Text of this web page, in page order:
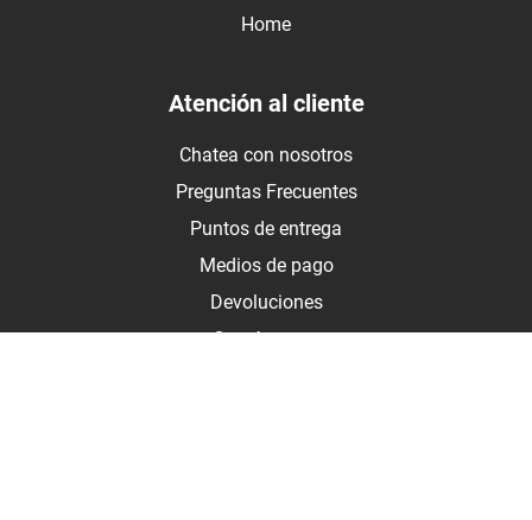
Home
Atención al cliente
Chatea con nosotros
Preguntas Frecuentes
Puntos de entrega
Medios de pago
Devoluciones
Contáctanos